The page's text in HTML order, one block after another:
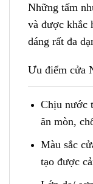
Những tấm
và được khắc
dáng rất đa
Ưu điểm cửa
Chịu nước
ăn mòn,
Màu sắc
tạo được